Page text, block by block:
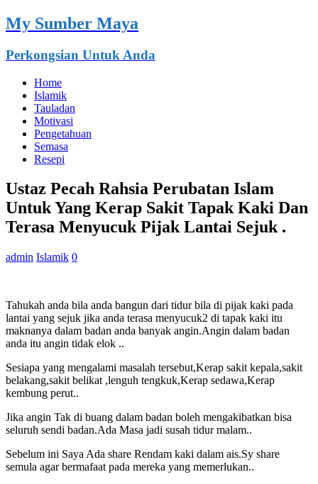
My Sumber Maya
Perkongsian Untuk Anda
Home
Islamik
Tauladan
Motivasi
Pengetahuan
Semasa
Resepi
Ustaz Pecah Rahsia Perubatan Islam
Untuk Yang Kerap Sakit Tapak Kaki Dan
Terasa Menyucuk Pijak Lantai Sejuk .
admin Islamik 0
Tahukah anda bila anda bangun dari tidur bila di pijak kaki pada
lantai yang sejuk jika anda terasa menyucuk2 di tapak kaki itu
maknanya dalam badan anda banyak angin.Angin dalam badan
anda itu angin tidak elok ..
Sesiapa yang mengalami masalah tersebut,Kerap sakit kepala,sakit
belakang,sakit belikat ,lenguh tengkuk,Kerap sedawa,Kerap
kembung perut..
Jika angin Tak di buang dalam badan boleh mengakibatkan bisa
seluruh sendi badan.Ada Masa jadi susah tidur malam..
Sebelum ini Saya Ada share Rendam kaki dalam ais.Sy share
semula agar bermafaat pada mereka yang memerlukan..